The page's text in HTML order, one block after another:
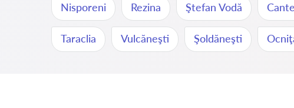
Nisporeni Rezina Ştefan Vodă
Taraclia Vulcăneşti Şoldăneşti